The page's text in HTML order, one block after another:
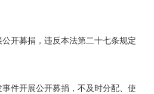
开募捐，违反本法第二十七条规定
件开展公开募捐，不及时分配、使